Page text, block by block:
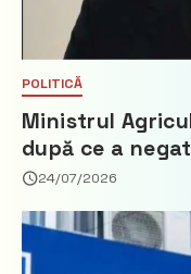
POLITICĂ
Ministrul
după ce a
Partidul
24/07/2026